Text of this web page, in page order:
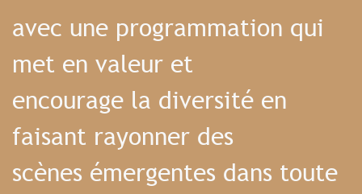
avec une programmation qui
met en valeur et
encourage la diversité en
faisant rayonner des
scènes émergentes dans toute